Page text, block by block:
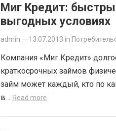
Миг Кредит:
выгодных условиях
admin — 13.07.2013 in
Компания «Миг Кредит»
краткосрочных займов
займ может каждый, кто по
в… Read more